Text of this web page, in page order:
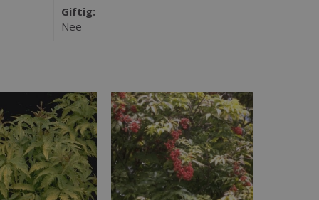
Giftig:
Nee